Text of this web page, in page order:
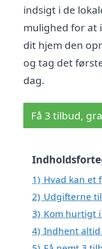
indsigt i de
mulighed for at
dit hjem den
og tag det
dag.
Få 3 tilbud,
1) Hvad kan et
2) Udgifterne
3) Kom hurtigt
4) Indhent altid